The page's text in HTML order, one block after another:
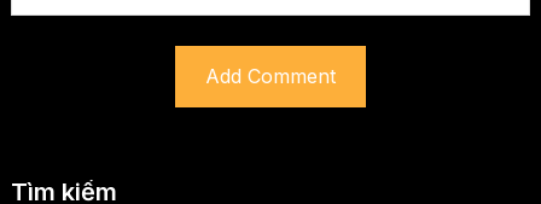
Tìm kiếm